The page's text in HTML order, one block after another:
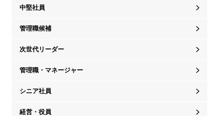
中堅社員
管理職候補
次世代リーダー
管理職・マネージャー
シニア社員
経営・役員